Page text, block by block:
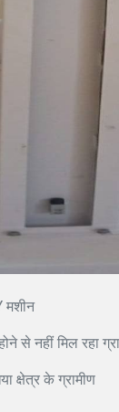
मशीन
से नहीं मिल रहा
क्षेत्र के ग्रामीण